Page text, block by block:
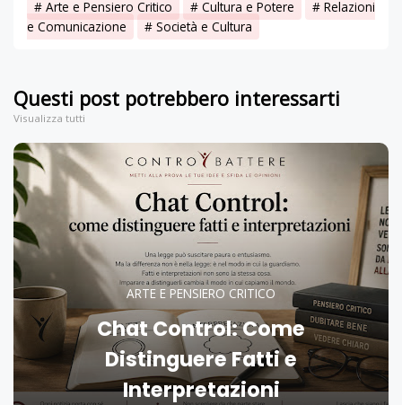
Arte e Pensiero Critico Cultura e Potere
Relazioni
e Comunicazione
Società e Cultura
Questi post potrebbero interessarti
Visualizza tutti
ARTE E PENSIERO CRITICO
Chat Control: Come
Distinguere Fatti e
Interpretazioni